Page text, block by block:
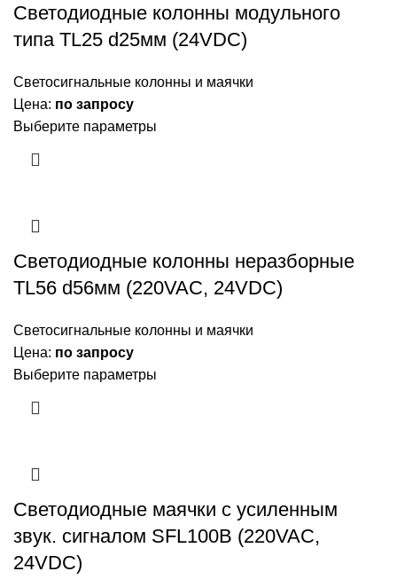
Светодиодные колонны модульного
типа TL25 d25мм (24VDC)
Светосигнальные колонны и маячки
Цена: по запросу
Выберите параметры
Светодиодные колонны неразборные
TL56 d56мм (220VAC, 24VDC)
Светосигнальные колонны и маячки
Цена: по запросу
Выберите параметры
Светодиодные маячки с усиленным
звук. сигналом SFL100B (220VAC,
24VDC)